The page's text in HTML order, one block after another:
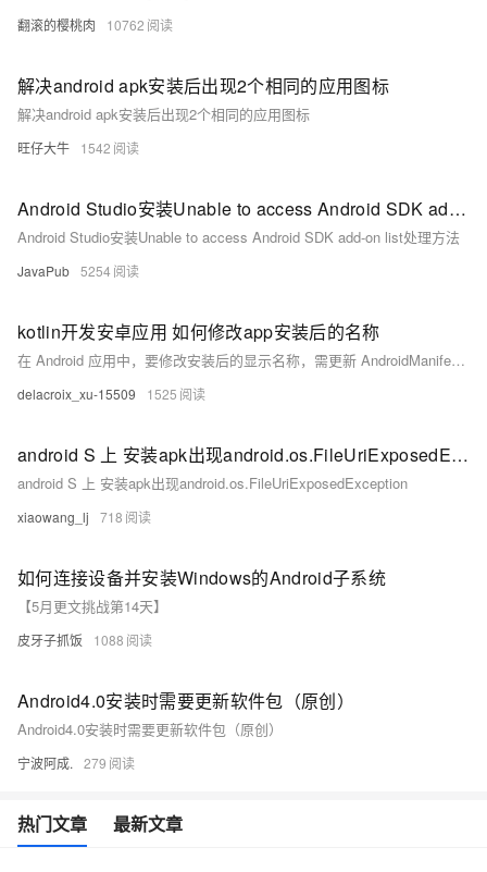
翻滚的樱桃肉 10762
解决android apk安装后出现2个相同的应用图标
解决android apk安装后出现2个相同的应用图标
旺仔大牛 1542
Android Studio安装Unable to access Android SDK add-on list处理方法
Android Studio安装Unable to access Android SDK add-on list处理方法
JavaPub 5254
kotlin开发安卓应用 如何修改app安装后的名称
在 Android 应用中，要修改安装后的显示名称，需更新 AndroidManifest.xml 文件中 application 标签的 android:label 属性。可直接在该属性内设置新名称，或在 res/values/strings.xml 文件中修改 app_name 并在 manifest 中引用。推荐使用 strings.xml 方式，以便支持多语言和集中管理。
delacroix_xu-15509 1525
android S 上 安装apk出现android.os.FileUriExposedException
android S 上 安装apk出现android.os.FileUriExposedException
xiaowang_lj 718
如何连接设备并安装Windows的Android子系统
【5月更文挑战第14天】
皮牙子抓饭 1088
Android4.0安装时需要更新软件包（原创）
Android4.0安装时需要更新软件包（原创）
宁波阿成. 279
热门文章 最新文章